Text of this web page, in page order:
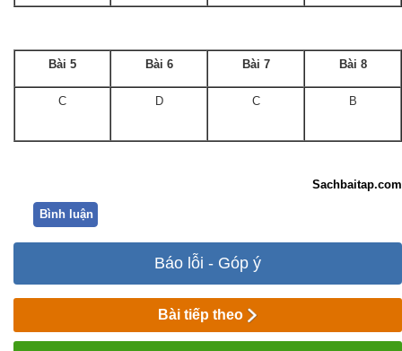
Bài 5 Bài 6 Bài 7 Bài 8
C D C B
Sachbaitap.com
Bình luận
Báo lỗi - Góp ý
Bài tiếp theo